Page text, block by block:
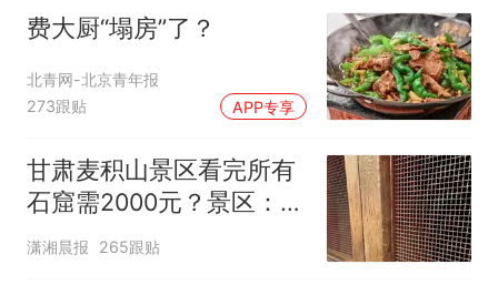
费大厨“塌房”了？
北青网-北京青年报
273跟贴
APP专享
甘肃麦积山景区看完所有
石窟需2000元？景区：部
分石窟受特别保护，游客
潇湘晨报 265跟贴